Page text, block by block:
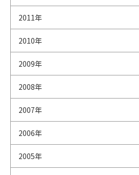
2011年
2010年
2009年
2008年
2007年
2006年
2005年